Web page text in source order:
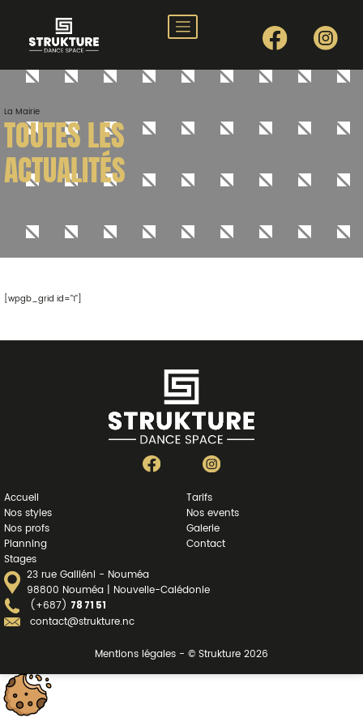
Nos profs
Planning
Tarifs
Galerie
Contact
La Mairie
TOUTES LES
ACTUALITÉS
[wpgb_grid id="1"]
Accueil
Nos styles
Nos profs
Planning
Stages
Tarifs
Nos events
Galerie
Contact
23 rue Galliéni - Nouméa
98800 Nouméa | Nouvelle-Calédonie
(+687) 78 71 51
contact@strukture.nc
Mentions légales - © Strukture 2026